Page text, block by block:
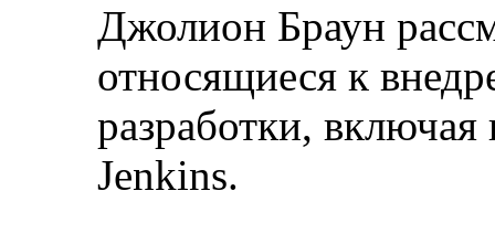
Джолион Браун
относящиеся к
разработки,
Jenkins.